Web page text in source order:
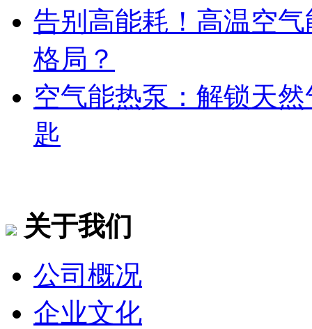
告别高能耗！高温空
格局？
空气能热泵：解锁天
匙
关于我们
公司概况
企业文化